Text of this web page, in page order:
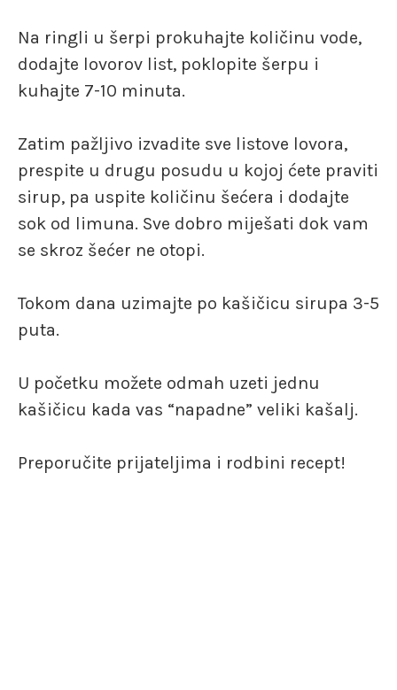
Na ringli u šerpi prokuhajte količinu vode,
dodajte lovorov list, poklopite šerpu i
kuhajte 7-10 minuta.
Zatim pažljivo izvadite sve listove lovora,
prespite u drugu posudu u kojoj ćete praviti
sirup, pa uspite količinu šećera i dodajte
sok od limuna. Sve dobro miješati dok vam
se skroz šećer ne otopi.
Tokom dana uzimajte po kašičicu sirupa 3-5
puta.
U početku možete odmah uzeti jednu
kašičicu kada vas “napadne” veliki kašalj.
Preporučite prijateljima i rodbini recept!